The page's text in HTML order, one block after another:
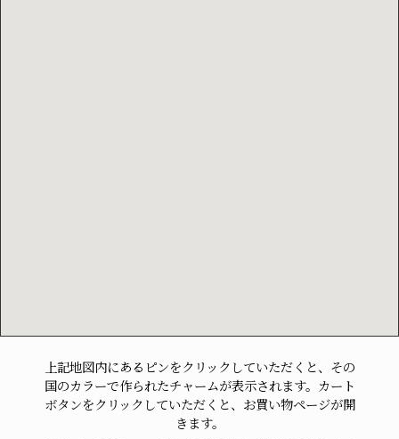
上記地図内にあるピンをクリックしていただくと、その
国のカラーで作られたチャームが表示されます。カート
ボタンをクリックしていただくと、お買い物ページが開
きます。